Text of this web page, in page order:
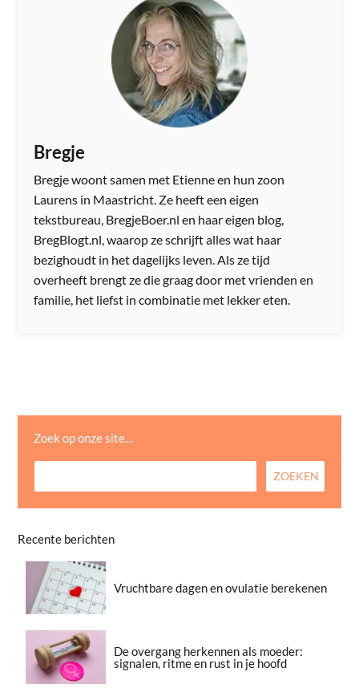
Bregje
Bregje woont samen met Etienne en hun zoon
Laurens in Maastricht. Ze heeft een eigen
tekstbureau, BregjeBoer.nl en haar eigen blog,
BregBlogt.nl, waarop ze schrijft alles wat haar
bezighoudt in het dagelijks leven. Als ze tijd
overheeft brengt ze die graag door met vrienden en
familie, het liefst in combinatie met lekker eten.
Zoek op onze site…
Recente berichten
Vruchtbare dagen en ovulatie berekenen
De overgang herkennen als moeder:
signalen, ritme en rust in je hoofd